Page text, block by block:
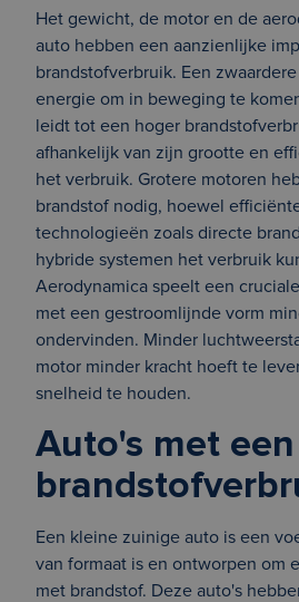
Het gewicht, de motor en de
auto hebben een aanzienlijke
brandstofverbruik. Een
energie om in beweging te
leidt tot een hoger
afhankelijk van zijn grootte en
het verbruik. Grotere motoren
brandstof nodig, hoewel
technologieën zoals directe
hybride systemen het verbruik
Aerodynamica speelt een
met een gestroomlijnde vorm
ondervinden. Minder
motor minder kracht hoeft te
snelheid te houden.
Auto's met
Een kleine zuinige auto is een
van formaat is en ontworpen om
met brandstof. Deze auto's